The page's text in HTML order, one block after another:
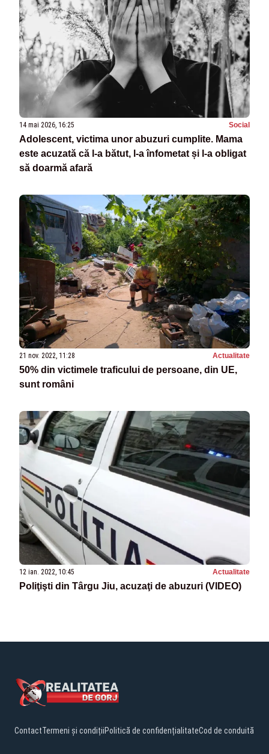
14 mai 2026, 16:25 Social
Adolescent, victima unor abuzuri cumplite. Mama
este acuzată că l-a bătut, l-a înfometat și l-a obligat
să doarmă afară
21 nov. 2022, 11:28 Actualitate
50% din victimele traficului de persoane, din UE,
sunt români
12 ian. 2022, 10:45 Actualitate
Poliţişti din Târgu Jiu, acuzaţi de abuzuri (VIDEO)
ContactTermeni și condițiiPolitică de confidențialitateCod de conduită